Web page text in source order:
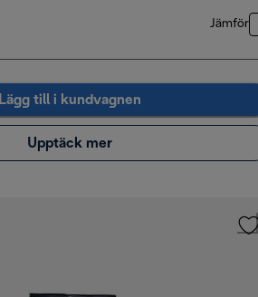
Jämför
Lägg till i kundvagnen
Upptäck mer